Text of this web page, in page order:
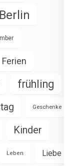
Berlin
Ferien
frühling
Geschenke
Kinder
Leben Liebe